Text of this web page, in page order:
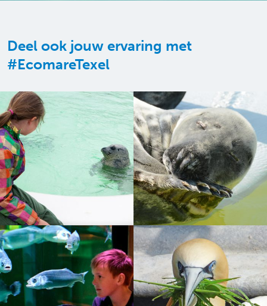
Deel ook jouw ervaring met
#EcomareTexel